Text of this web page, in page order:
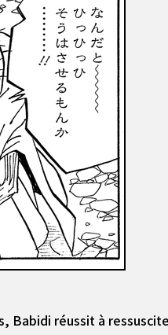
Babidi réussit à